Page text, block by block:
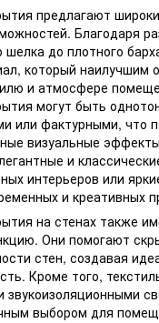
предлагают
Благодаря
шелка до плотного
который наилучшим
и атмосфере
могут быть
или фактурными, что
визуальные
и
интерьеров или
и креативных
на стенах также
Они помогают
стен, создавая
Кроме того,
звукоизоляционными
выбором для